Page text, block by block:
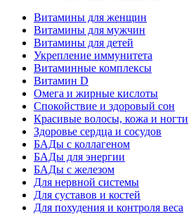
Витамины для женщин
Витамины для мужчин
Витамины для детей
Укрепление иммунитета
Витаминные комплексы
Витамин D
Омега и жирные кислоты
Спокойствие и здоровый сон
Красивые волосы, кожа и ногти
Здоровье сердца и сосудов
БАДы с коллагеном
БАДы для энергии
БАДы с железом
Для нервной системы
Для суставов и костей
Для похудения и контроля веса